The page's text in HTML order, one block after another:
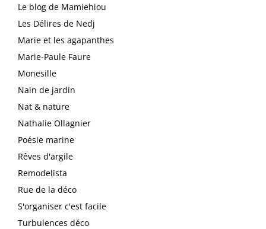
Le blog de Mamiehiou
Les Délires de Nedj
Marie et les agapanthes
Marie-Paule Faure
Monesille
Nain de jardin
Nat & nature
Nathalie Ollagnier
Poésie marine
Rêves d'argile
Remodelista
Rue de la déco
S'organiser c'est facile
Turbulences déco